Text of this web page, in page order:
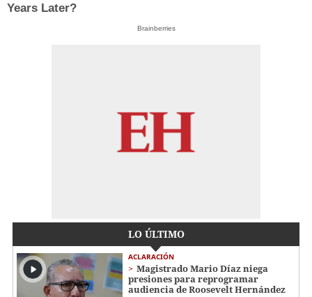
Years Later?
Brainberries
LO ÚLTIMO
ACLARACIÓN
Magistrado Mario Díaz niega
presiones para reprogramar
audiencia de Roosevelt Hernández